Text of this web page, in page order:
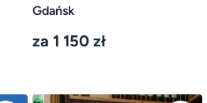
Gdańsk
za 1 150 zł